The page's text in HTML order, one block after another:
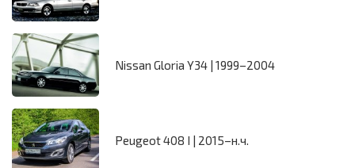
Nissan Gloria Y34 | 1999–2004
Peugeot 408 I | 2015–н.ч.